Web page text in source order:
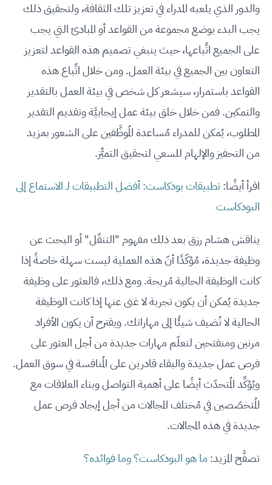
والدور الذي يلعبه المدراء في تعزيز تلك الثقافة، ولتحقيق ذلك
يجب البدء بوضع مجموعة من القواعد أو المبادئ التي يجب
على الجميع اتِّباعها، حيث ينبغي تصميم هذه القواعد لتعزيز
التعاون بين الجميع في بيئة العمل. ومن خلال اتِّباع هذه
القواعد باستمرار، سيشعر كل شخص في بيئة العمل بالتقدير
والتمكين. فمن خلال خلق بيئة عمل إيجابيَّة وتقديم التقدير
المطلوب، يُمكن للمدراء مُساعدة المُوظَّفين على الشعور بمزيد
من التحفيز والإلهام للسعي لتحقيق التميًّز.
اقرأ أيضًا:تطبيقات بودكاست: أفضل التطبيقات لـ الاستماع إلى
البودكاست
يناقش هشام رزق بعد ذلك مفهوم "التنقّل" أو البحث عن
وظيفة جديدة، مُؤكّدًا أنّ هذه العملية ليست سهلة خاصةً إذا
كانت الوظيفة الحالية مُريحة. ومع ذلك، فالعثور على وظيفة
جديدة يُمكن أن يكون تجربة لا غنى عنها إذا كانت الوظيفة
الحالية لا تُضيف شيئًا إلى مهاراتك. ويقترح أن يكون الأفراد
مرنين ومنفتحين لتعلّم مهارات جديدة من أجل العثور على
فرص عمل جديدة والبقاء قادرين على المُنافسة في سوق العمل.
ويُؤكِّد المُتحدّث أيضًا على أهمية التواصل وبناء العلاقات مع
المُتخصّصين في مُختلف المجالات من أجل إيجاد فرص عمل
جديدة في هذه المجالات.
تصفَّح المزيد: ما هو البودكاست؟ وما فوائده؟